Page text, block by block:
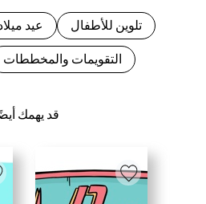
قد يهمك
تلوين للأطفال عيد
التقويمات والمخططات